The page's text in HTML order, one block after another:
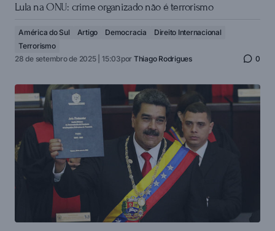
Lula na ONU: crime organizado não é terrorismo
América do Sul Artigo Democracia
Direito Internacional
Terrorismo
28 de setembro de 2025 | 15:03por Thiago Rodrigues 0